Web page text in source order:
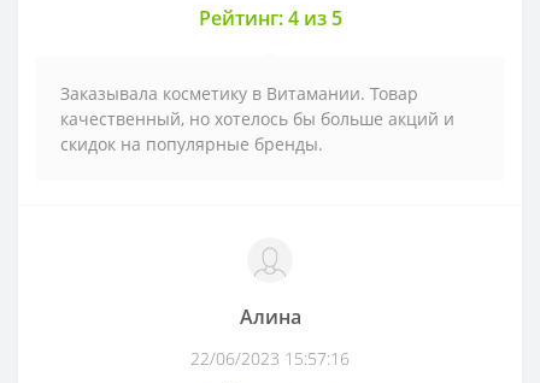
Рейтинг: 4 из 5
Заказывала косметику в Витамании. Товар
качественный, но хотелось бы больше акций и
скидок на популярные бренды.
Алина
22/06/2023 15:57:16